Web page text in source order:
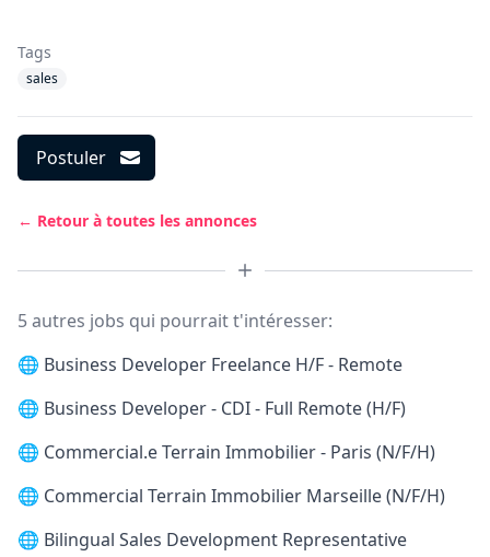
Tags
sales
Postuler
← Retour à toutes les annonces
5 autres jobs qui pourrait t'intéresser:
🌐 Business Developer Freelance H/F - Remote
🌐 Business Developer - CDI - Full Remote (H/F)
🌐 Commercial.e Terrain Immobilier - Paris (N/F/H)
🌐 Commercial Terrain Immobilier Marseille (N/F/H)
🌐 Bilingual Sales Development Representative